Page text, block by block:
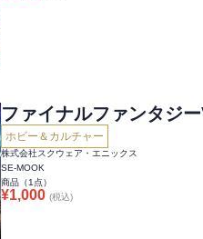
ファイナルファンタジ
ホビー＆カルチャー
株式会社スクウェア・エニックス
SE-MOOK
商品（1 点）
¥1,000 (税込)